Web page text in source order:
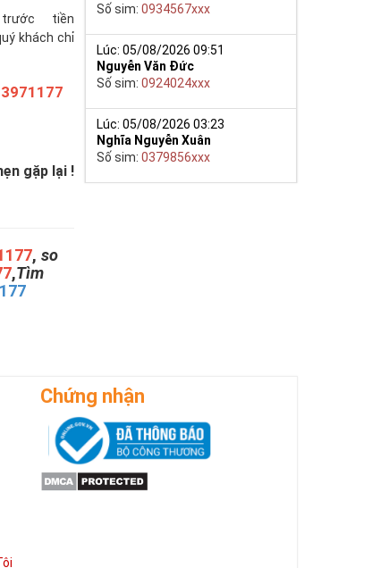
tiền
khách chỉ
gặp lại !
, so
,Tìm
Số sim:0934567xxx
Lúc: 05/08/2026 09:51
Nguyễn Văn Đức
Số sim:0924024xxx
Lúc: 05/08/2026 03:23
Nghĩa Nguyễn Xuân
Số sim:0379856xxx
Chứng nhận